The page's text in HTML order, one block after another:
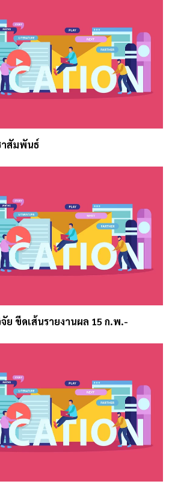
าสัมพันธ์
ย ขีดเส้นรายงานผล 15 ก.พ.-